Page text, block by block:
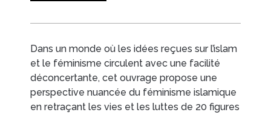
ARCHIVES EN IMAGES
Dans un monde où les idées reçues sur l’islam
et le féminisme circulent avec une facilité
déconcertante, cet ouvrage propose une
perspective nuancée du féminisme islamique
en retraçant les vies et les luttes de 20 figures